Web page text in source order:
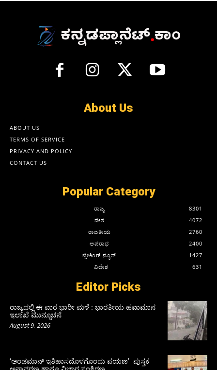
About Us
ABOUT US
TERMS OF SERVICE
PRIVACY AND POLICY
CONTACT US
Popular Category
ರಾಜ್ಯ
8301
ದೇಶ
4072
ರಾಜಕೀಯ
2760
ಅಪರಾಧ
2400
ಬ್ರೇಕಿಂಗ್ ನ್ಯೂಸ್
1427
ವಿದೇಶ
631
Editor Picks
ರಾಜ್ಯದಲ್ಲಿ ಈ ವಾರ ಭಾರೀ ಮಳೆ : ಭಾರತೀಯ ಹವಾಮಾನ
ಇಲಾಖೆ ಮುನ್ಸೂಚನೆ
August 9, 2026
‘ಅಂಡಮಾನ್ ಇತಿಹಾಸದೊಳಗೊಂದು ಪಯಣ’ ಪುಸ್ತಕ